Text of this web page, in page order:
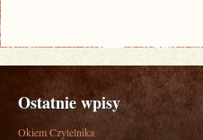
Ostatnie wpisy
Okiem Czytelnika